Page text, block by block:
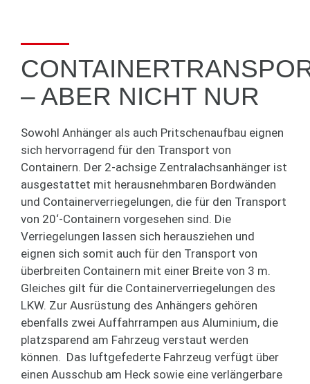
– ABER NICHT NUR
Sowohl Anhänger als auch Pritschenaufbau eignen
sich hervorragend für den Transport von
Containern. Der 2-achsige Zentralachsanhänger ist
ausgestattet mit herausnehmbaren Bordwänden
und Containerverriegelungen, die für den Transport
von 20‘-Containern vorgesehen sind. Die
Verriegelungen lassen sich herausziehen und
eignen sich somit auch für den Transport von
überbreiten Containern mit einer Breite von 3 m.
Gleiches gilt für die Containerverriegelungen des
LKW. Zur Ausrüstung des Anhängers gehören
ebenfalls zwei Auffahrrampen aus Aluminium, die
platzsparend am Fahrzeug verstaut werden
können. Das luftgefederte Fahrzeug verfügt über
einen Ausschub am Heck sowie eine verlängerbare